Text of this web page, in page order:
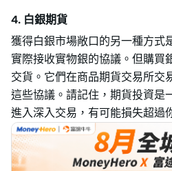
4. 白銀期貨
獲得白銀市場敞口的另一種方式
實際接收實物銀的協議。但購買
交貨。它們在商品期貨交易所交
這些協議。請記住，期貨投資是
進入深入交易，有可能損失超過